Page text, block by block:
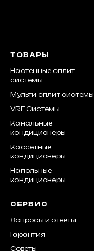
ТОВАРЫ
Настенные сплит
системы
Мульти сплит системы
VRF Системы
Канальные
кондиционеры
Кассетные
кондиционеры
Напольные
кондиционеры
СЕРВИС
Вопросы и ответы
Гарантия
Советы